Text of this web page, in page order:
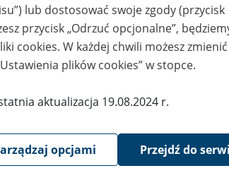
Aktywni 50+, płatnicy, ubezpieczeni
Szkolenie stacjonarne w siedzibie firmy,
Aktywni 50+
to inicjatywa Zakładu
promocja aktywności zawodowej osób po
zachęcanie do świadomego planowania
ZUS przez działania informacyjne i
kontynuowaniu aktywności zawodowej,
lub dostosować swoje zgody (przycisk
przycisk „Odrzuć opcjonalne”,
cookies. W każdej chwili możesz
plików cookies” w stopce.
aktualizacja 19.08.2024 r.
opcjami Przejdź do